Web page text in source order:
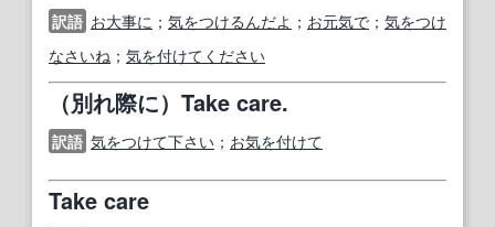
訳語 お大事に ； 気をつけるんだよ ； お元気で ； 気をつけ
なさいね ； 気を付けてください
（別れ際に）Take care.
訳語 気をつけて下さい ； お気を付けて
Take care